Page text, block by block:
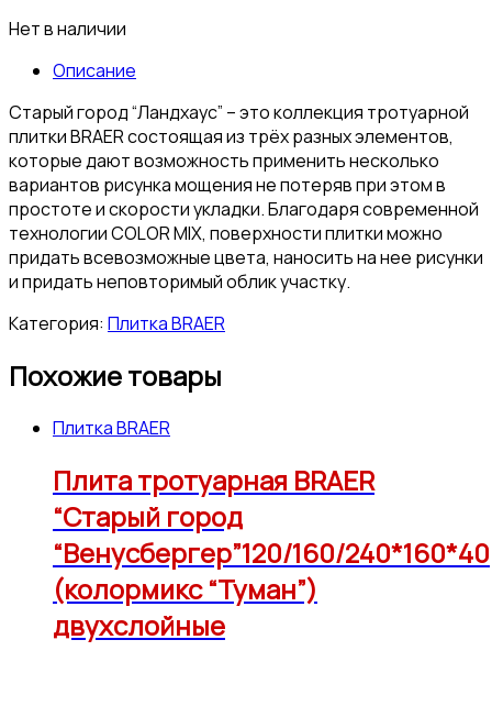
Нет в наличии
Описание
Старый город “Ландхаус” – это коллекция тротуарной
плитки BRAER состоящая из трёх разных элементов,
которые дают возможность применить несколько
вариантов рисунка мощения не потеряв при этом в
простоте и скорости укладки. Благодаря современной
технологии COLOR MIX, поверхности плитки можно
придать всевозможные цвета, наносить на нее рисунки
и придать неповторимый облик участку.
Категория: Плитка BRAER
Похожие товары
Плитка BRAER
Плита тротуарная BRAER
“Старый город
“Венусбергер”120/160/240*160*40
(колормикс “Туман”)
двухслойные